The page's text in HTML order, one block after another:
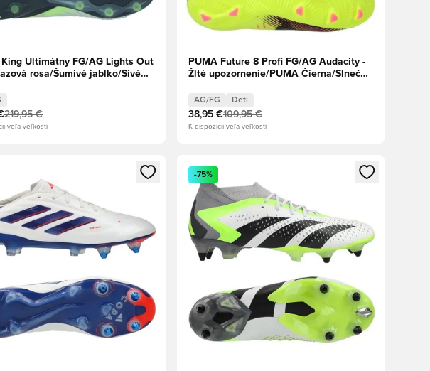
King Ultimátny FG/AG Lights Out
rosa/Šumivé jablko/Sivé
219,95 €
veľa veľkostí
PUMA Future 8 Profi FG/AG Audacity -
Žlté upozornenie/PUMA Čierna/Slnečný
AG/FG Deti
38,95 €109,95 €
K dispozícii veľa veľkostí
na prihlásenie alebo registráciu ako členOtvorí modál na prihlásenie alebo registráciu ako
-75%